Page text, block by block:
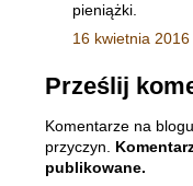
pieniążki.
16 kwietnia 2016
Prześlij
Komentarze na
przyczyn.
publikowane.